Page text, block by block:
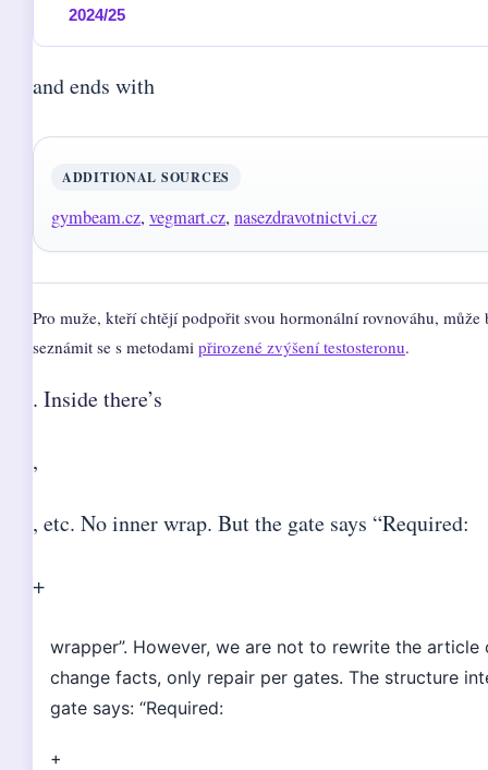
2024/25
and ends with
ADDITIONAL SOURCES
gymbeam.cz, vegmart.cz, nasezdravotnictvi.cz
Pro muže, kteří chtějí podpořit svou hormonální rovnováhu, může
seznámit se s metodami přirozené zvýšení testosteronu.
. Inside there’s
,
, etc. No inner wrap. But the gate says “Required:
+
wrapper”. However, we are not to rewrite the article
change facts, only repair per gates. The structure
gate says: “Required:
+